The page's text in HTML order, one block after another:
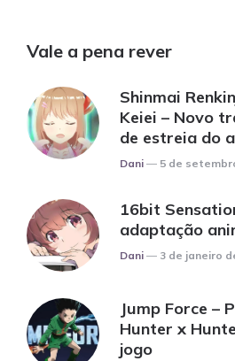
Vale a pena rever
Shinmai
Keiei – Novo
de estreia do
Posted
Dani 5 de
16bit
adaptação
Posted
Dani 3 de janeiro
Jump Force –
Hunter x
jogo